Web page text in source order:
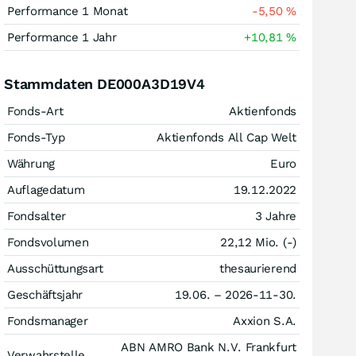
Performance 1 Monat -5,50%
Performance 1 Jahr
+10,81%
Stammdaten DE000A3D19V4
Fonds-Art
Aktienfonds
Fonds-Typ
Aktienfonds All Cap Welt
Währung
Euro
Auflagedatum
19.12.2022
Fondsalter
3 Jahre
Fondsvolumen
22,12 Mio. (-)
Ausschüttungsart
thesaurierend
Geschäftsjahr
19.06. – 2026-11-30.
Fondsmanager
Axxion S.A.
ABN AMRO Bank N.V. Frankfurt